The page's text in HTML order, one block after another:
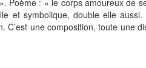
et symbolique, double elle
C’est une composition, toute une